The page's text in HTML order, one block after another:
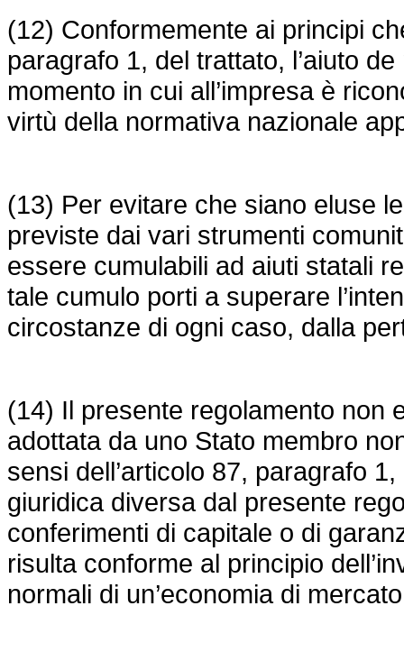
(12) Conformemente ai principi
paragrafo 1, del trattato, l’aiuto
momento in cui all’impresa è
virtù della normativa nazionale
(13) Per evitare che siano eluse
previste dai vari strumenti
essere cumulabili ad aiuti statali
tale cumulo porti a superare
circostanze di ogni caso, dalla
(14) Il presente regolamento non
adottata da uno Stato membro
sensi dell’articolo 87, paragrafo
giuridica diversa dal presente
conferimenti di capitale o di
risulta conforme al principio
normali di un’economia di